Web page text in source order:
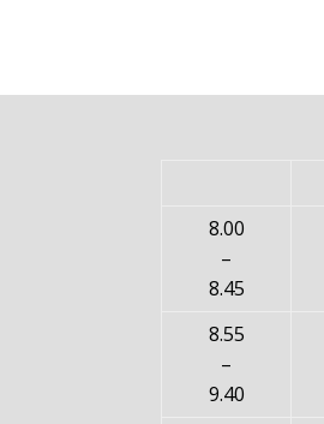
8.00
–
8.45
8.55
–
9.40